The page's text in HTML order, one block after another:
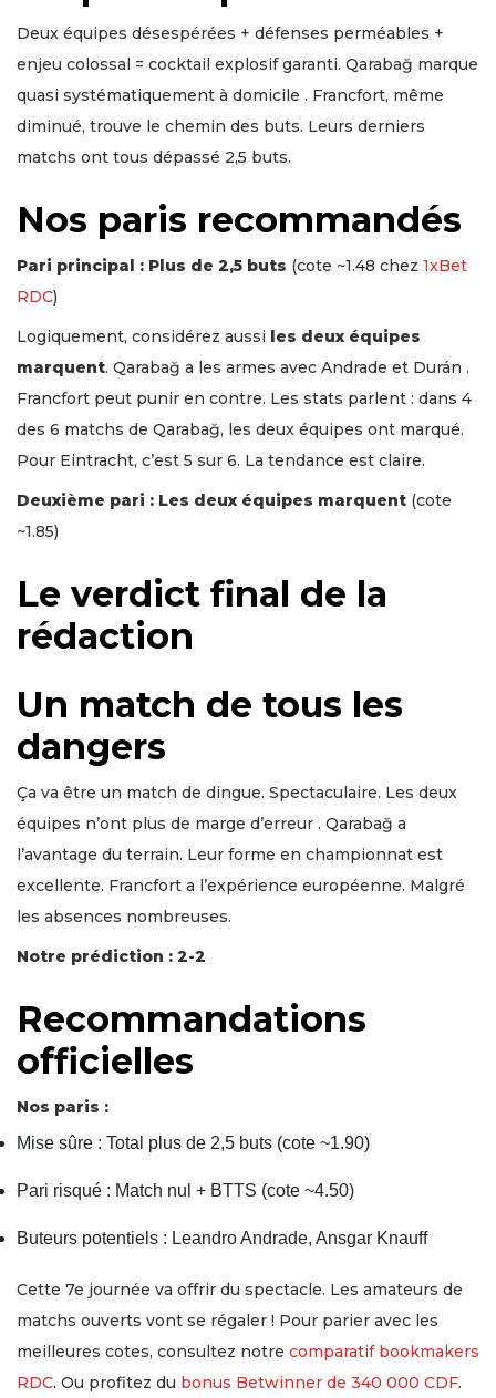
Deux équipes désespérées + défenses perméables +
enjeu colossal = cocktail explosif garanti. Qarabağ marque
quasi systématiquement à domicile . Francfort, même
diminué, trouve le chemin des buts. Leurs derniers
matchs ont tous dépassé 2,5 buts.
Nos paris recommandés
Pari principal : Plus de 2,5 buts (cote ~1.48 chez 1xBet
RDC)
Logiquement, considérez aussi les deux équipes
marquent. Qarabağ a les armes avec Andrade et Durán .
Francfort peut punir en contre. Les stats parlent : dans 4
des 6 matchs de Qarabağ, les deux équipes ont marqué.
Pour Eintracht, c’est 5 sur 6. La tendance est claire.
Deuxième pari : Les deux équipes marquent (cote
~1.85)
Le verdict final de la
rédaction
Un match de tous les
dangers
Ça va être un match de dingue. Spectaculaire. Les deux
équipes n’ont plus de marge d’erreur . Qarabağ a
l’avantage du terrain. Leur forme en championnat est
excellente. Francfort a l’expérience européenne. Malgré
les absences nombreuses.
Notre prédiction : 2-2
Recommandations
officielles
Nos paris :
Mise sûre : Total plus de 2,5 buts (cote ~1.90)
Pari risqué : Match nul + BTTS (cote ~4.50)
Buteurs potentiels : Leandro Andrade, Ansgar Knauff
Cette 7e journée va offrir du spectacle. Les amateurs de
matchs ouverts vont se régaler ! Pour parier avec les
meilleures cotes, consultez notre comparatif bookmakers
RDC. Ou profitez du bonus Betwinner de 340 000 CDF.